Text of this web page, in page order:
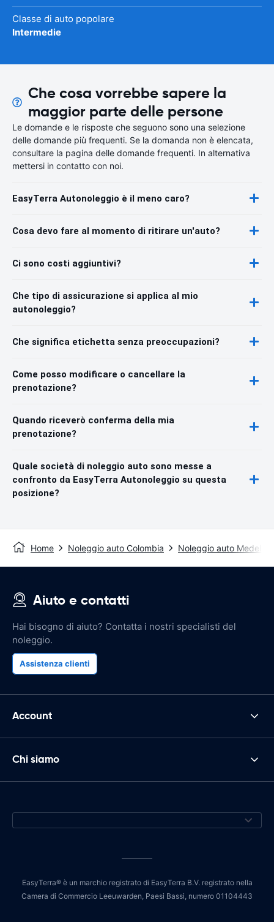
Classe di auto popolare
Intermedie
Che cosa vorrebbe sapere la
maggior parte delle persone
Le domande e le risposte che seguono sono una selezione
delle domande più frequenti. Se la domanda non è elencata,
consultare la pagina delle domande frequenti. In alternativa
mettersi in contatto con noi.
EasyTerra Autonoleggio è il meno caro?
Cosa devo fare al momento di ritirare un'auto?
Ci sono costi aggiuntivi?
Che tipo di assicurazione si applica al mio
autonoleggio?
Che significa etichetta senza preoccupazioni?
Come posso modificare o cancellare la
prenotazione?
Quando riceverò conferma della mia
prenotazione?
Quale società di noleggio auto sono messe a
confronto da EasyTerra Autonoleggio su questa
posizione?
Home Noleggio auto Colombia Noleggio auto Medellín
Aiuto e contatti
Hai bisogno di aiuto? Contatta i nostri specialisti del
noleggio.
Assistenza clienti
Account
Chi siamo
EasyTerra® è un marchio registrato di EasyTerra B.V. registrato nella
Camera di Commercio Leeuwarden, Paesi Bassi, numero 01104443